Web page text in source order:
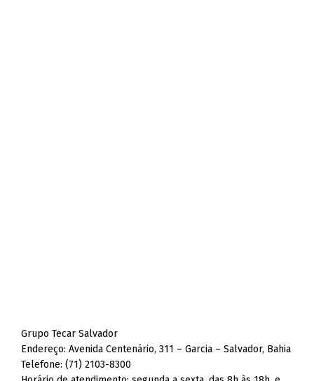
Grupo Tecar Salvador
Endereço: Avenida Centenário, 311 – Garcia – Salvador, Bahia
Telefone: (71) 2103-8300